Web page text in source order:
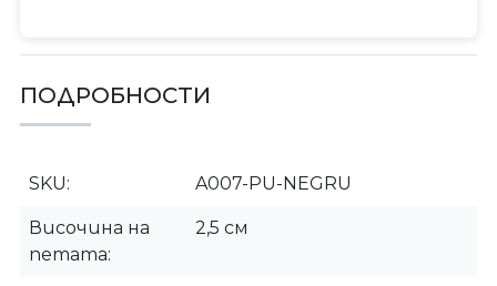
ПОДРОБНОСТИ
SKU A007-PU-NEGRU
Височина на
петата
2,5 см